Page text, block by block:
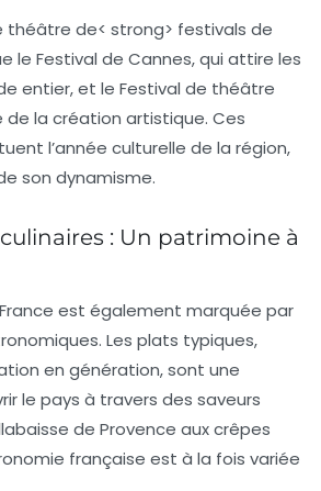
de< strong> festivals de
le Festival de Cannes, qui attire les
entier, et le Festival de théâtre
de la création artistique. Ces
l’année culturelle de la région,
son dynamisme.
: Un patrimoine à
est également marquée par
. Les plats typiques,
en génération, sont une
le pays à travers des saveurs
de Provence auxcrêpes
française est à la fois variée